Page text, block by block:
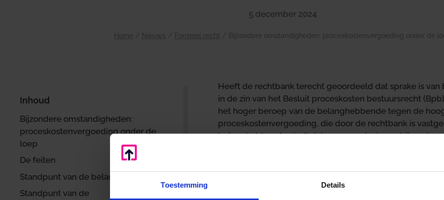
Toestemming Details
5 december 2024
Home / Nieuws / Formeel recht / Bijzondere omstandigheden: proceskostenvergoeding onder de
Inhoud
Bijzondere omstandigheden:
proceskostenvergoeding onder de
loep
De feiten
Standpunt van de belanghebbende
Standpunt van de
Heeft de rechtbank terecht geoordeeld dat sprake is
in de zin van het Besluit proceskosten bestuursrecht
het hoger beroep van de belanghebbende tegen de
proceskostenvergoeding, die door de rechtbank is
belanghebbende vindt dat geen sprake is van
afwijking van de reguliere hoogte van de
afwijking van de standaardvergoeding rechtvaardigen.